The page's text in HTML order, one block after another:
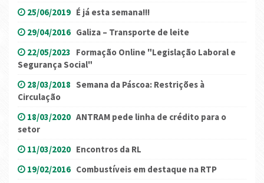
25/06/2019 É já esta semana!!!
29/04/2016 Galiza – Transporte de leite
22/05/2023 Formação Online "Legislação Laboral e
Segurança Social"
28/03/2018 Semana da Páscoa: Restrições à
Circulação
18/03/2020 ANTRAM pede linha de crédito para o
setor
11/03/2020 Encontros da RL
19/02/2016 Combustíveis em destaque na RTP